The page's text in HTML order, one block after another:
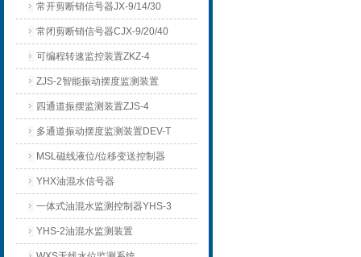
常开剪断销信号器JX-9/14/30
常闭剪断销信号器CJX-9/20/40
可编程转速监控装置ZKZ-4
ZJS-2智能振动摆度监测装置
四通道振摆监测装置ZJS-4
多通道振动摆度监测装置DEV-T
MSL磁线液位/位移变送控制器
YHX油混水信号器
一体式油混水监测控制器YHS-3
YHS-2油混水监测装置